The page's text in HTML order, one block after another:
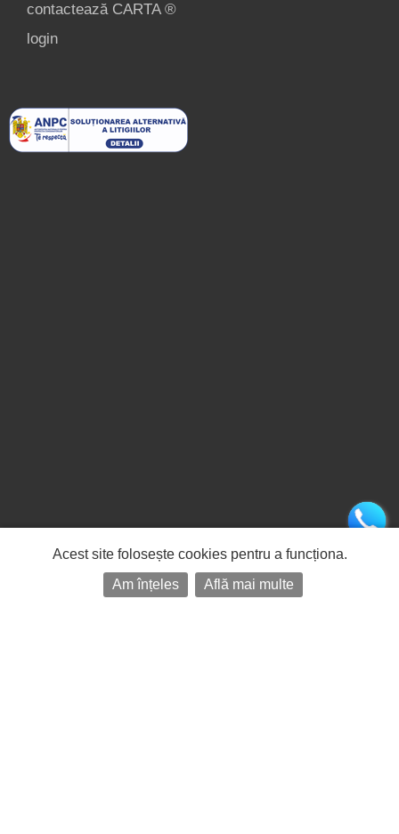
contactează CARTA ®
login
Acest site folosește cookies pentru a funcționa.
Am înțeles
Află mai multe